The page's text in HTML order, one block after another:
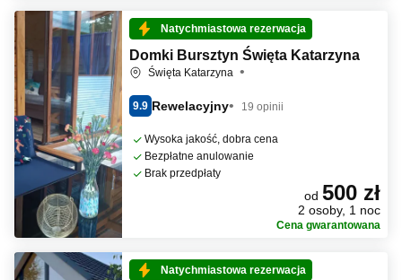
Natychmiastowa rezerwacja
Domki Bursztyn Święta Katarzyna
Święta Katarzyna
9.9 Rewelacyjny 19 opinii
Wysoka jakość, dobra cena
Bezpłatne anulowanie
Brak przedpłaty
od 500 zł
2 osoby, 1 noc
Cena gwarantowana
Natychmiastowa rezerwacja